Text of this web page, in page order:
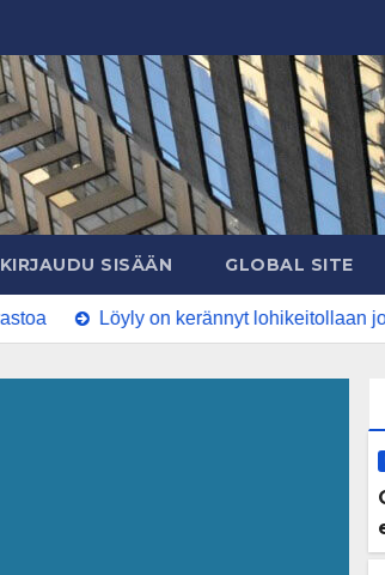
KIRJAUDU SISÄÄN GLOBAL SITE
Löyly on kerännyt lohikeitollaan jo yli